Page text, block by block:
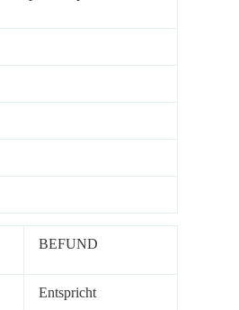
BEFUND
Entspricht